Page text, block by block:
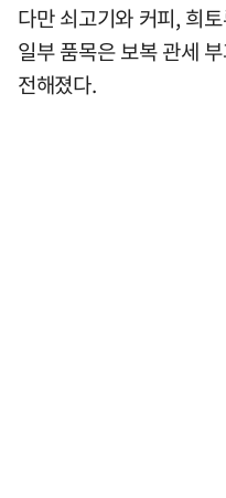
다만 쇠고기와 커피, 희
일부 품목은 보복 관세
전해졌다.